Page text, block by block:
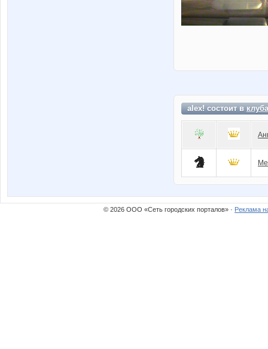
alex! состоит в
© 2026 ООО «Сеть городских порталов» · Реклама